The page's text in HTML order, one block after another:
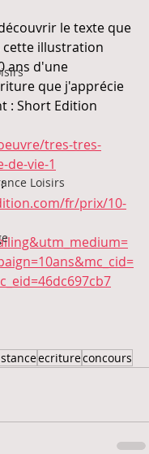
Loisirs
le texte que
illustration
ans d'une
que j'apprécie
: Short Edition
tres-tres-
de-vie-1
fr/prix/10-
ecritureconcours